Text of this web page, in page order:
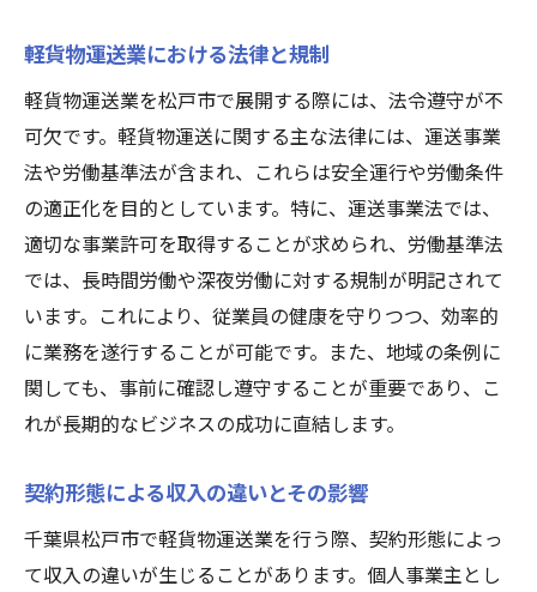
契約前に考慮すべき重要事項
契約期間とその更新方法
トラブルを未然に防ぐ契約書の作成
信頼できる企業との契約方法
松戸市での軽貨物ビジネスを始める前に知るべ
きこと
必要な手続きとライセンスの取得方法
初期投資と資金計画の立て方
松戸市での市場調査と分析
ビジネスを成功させるためのネットワーク
ビジネスプランの作成と実行
成功に向けたステップバイステップガイド
軽貨物運送業における法律と規制
軽貨物運送業を松戸市で展開する際には、法令遵守が不
可欠です。軽貨物運送に関する主な法律には、運送事業
法や労働基準法が含まれ、これらは安全運行や労働条件
の適正化を目的としています。特に、運送事業法では、
適切な事業許可を取得することが求められ、労働基準法
では、長時間労働や深夜労働に対する規制が明記されて
います。これにより、従業員の健康を守りつつ、効率的
に業務を遂行することが可能です。また、地域の条例に
関しても、事前に確認し遵守することが重要であり、こ
れが長期的なビジネスの成功に直結します。
契約形態による収入の違いとその影響
千葉県松戸市で軽貨物運送業を行う際、契約形態によっ
て収入の違いが生じることがあります。個人事業主とし